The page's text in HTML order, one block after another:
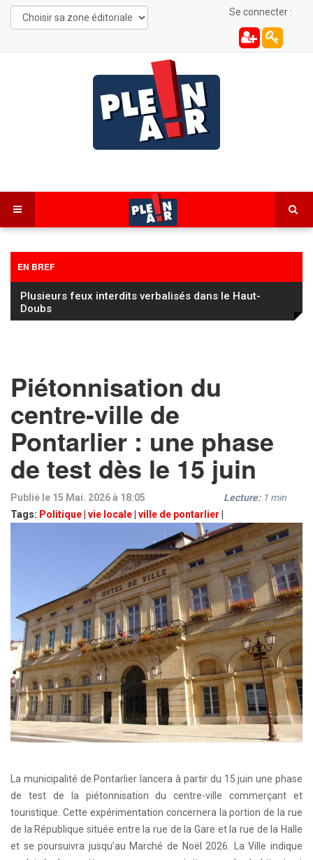
Se connecter :
EN BREF
Les Combes : une automobiliste de 22 ans
désincarcérée
Piétonnisation du
centre-ville de
Pontarlier : une phase
de test dès le 15 juin
Publié le 15 Mai. 2026 à 18:05
Tags: Politique vie locale ville de pontarlier
Lecture: 1 min
La municipalité de Pontarlier lancera à partir du 15 juin une phase
de test de la piétonnisation du centre-ville commerçant et
touristique. Cette expérimentation concernera la portion de la rue
de la République située entre la rue de la Gare et la rue de la Halle
et se poursuivra jusqu’au Marché de Noël 2026. La Ville indique